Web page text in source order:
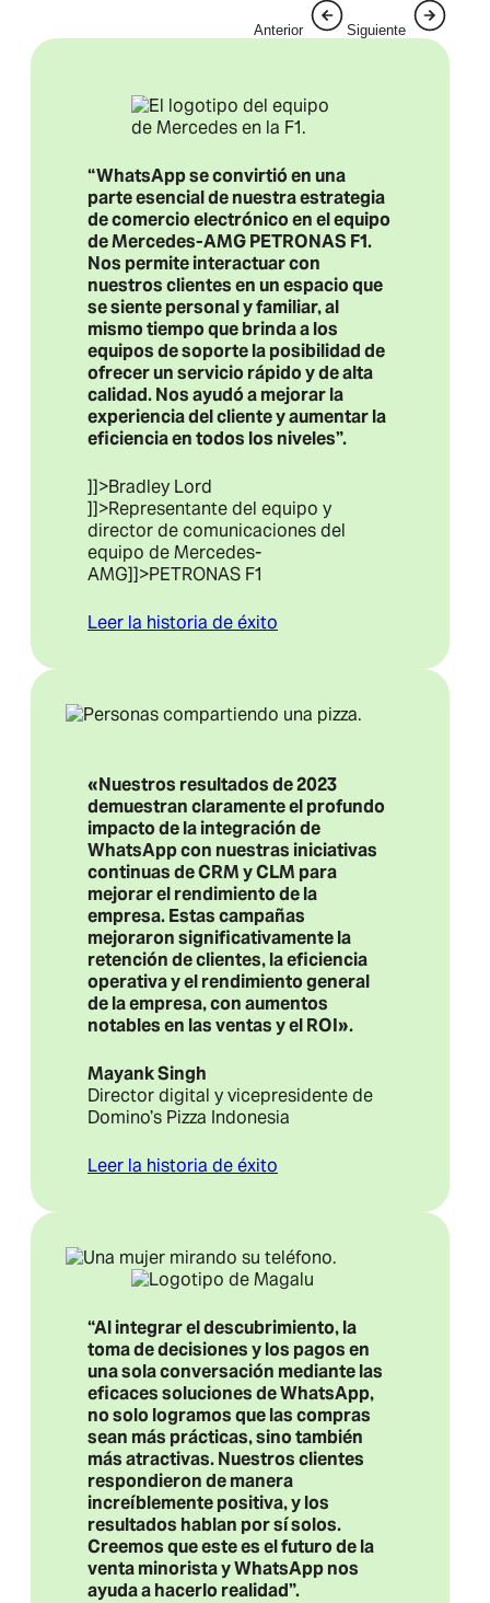
“WhatsApp se convirtió en una
parte esencial de nuestra estrategia
de comercio electrónico en el equipo
de Mercedes-AMG PETRONAS F1.
Nos permite interactuar con
nuestros clientes en un espacio que
se siente personal y familiar, al
mismo tiempo que brinda a los
equipos de soporte la posibilidad de
ofrecer un servicio rápido y de alta
calidad. Nos ayudó a mejorar la
experiencia del cliente y aumentar la
eficiencia en todos los niveles”.
]]>Bradley Lord
]]>Representante del equipo y
director de comunicaciones del
equipo de Mercedes-
AMG]]>PETRONAS F1
Leer la historia de éxito
«Nuestros resultados de 2023
demuestran claramente el profundo
impacto de la integración de
WhatsApp con nuestras iniciativas
continuas de CRM y CLM para
mejorar el rendimiento de la
empresa. Estas campañas
mejoraron significativamente la
retención de clientes, la eficiencia
operativa y el rendimiento general
de la empresa, con aumentos
notables en las ventas y el ROI».
Mayank Singh
Director digital y vicepresidente de
Domino’s Pizza Indonesia
Leer la historia de éxito
“Al integrar el descubrimiento, la
toma de decisiones y los pagos en
una sola conversación mediante las
eficaces soluciones de WhatsApp,
no solo logramos que las compras
sean más prácticas, sino también
más atractivas. Nuestros clientes
respondieron de manera
increíblemente positiva, y los
resultados hablan por sí solos.
Creemos que este es el futuro de la
venta minorista y WhatsApp nos
ayuda a hacerlo realidad”.
Anterior Siguiente